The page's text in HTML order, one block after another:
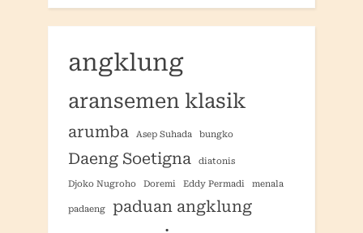
angklung
aransemen klasik
arumba Asep Suhada bungko
Daeng Soetigna diatonis
Djoko Nugroho Doremi Eddy Permadi menala
padaeng paduan angklung